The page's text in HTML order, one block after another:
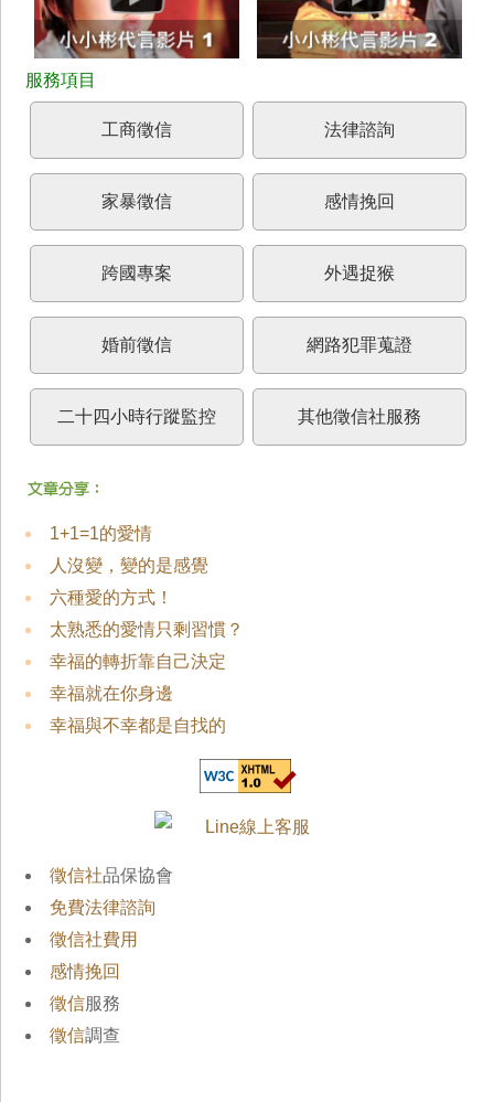
工商徵信 法律諮詢
家暴徵信 感情挽回
跨國專案 外遇捉猴
婚前徵信 網路犯罪蒐證
二十四小時行蹤監控 其他徵信社服務
1+1=1的愛情
人沒變，變的是感覺
六種愛的方式！
太熟悉的愛情只剩習慣？
幸福的轉折靠自己決定
幸福就在你身邊
幸福與不幸都是自找的
徵信社品保協會
免費法律諮詢
徵信社費用
感情挽回
徵信服務
徵信調查